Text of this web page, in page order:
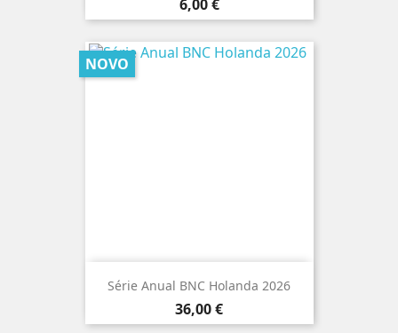
6,00 €
Série Anual BNC Holanda 2026
Preço
36,00 €
NOVO